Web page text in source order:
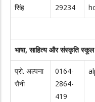
सिंह
29234
भाषा, साहित्य और संस्कृति स्कूल
प्रो. अल्पना
सैनी
0164-
2864-
419